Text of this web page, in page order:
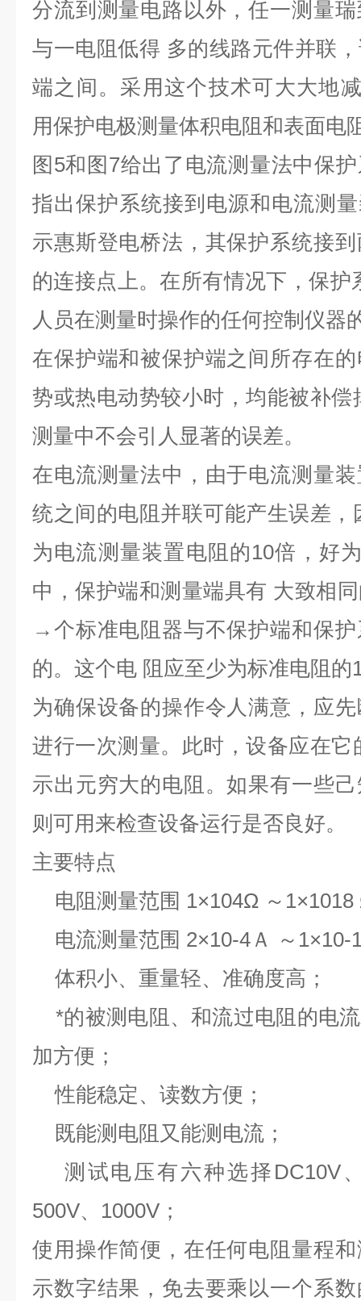
分流到测量电路以外，任一测量
与一电阻低得 多的线路元件并联
端之间。采用这个技术可大大地
用保护电极测量体积电阻和表面电
图5和图7给出了电流测量法中保
指出保护系统接到电源和电流测
示惠斯登电桥法，其保护系统接
的连接点上。在所有情况下，保
人员在测量时操作的任何控制仪器
在保护端和被保护端之间所存在
势或热电动势较小时，均能被补
测量中不会引人显著的误差。
在电流测量法中，由于电流测量
统之间的电阻并联可能产生误差
为电流测量装置电阻的10倍，好
中，保护端和测量端具有 大致相
→个标准电阻器与不保护端和保
的。这个电 阻应至少为标准电阻的
为确保设备的操作令人满意，应
进行一次测量。此时，设备应在
示出元穷大的电阻。如果有一些
则可用来检查设备运行是否良好。
主要特点
电阻测量范围 1×104Ω ～1×1018
电流测量范围 2×10-4Ａ ～1×10-
体积小、重量轻、准确度高；
*的被测电阻、和流过电阻的电
加方便；
性能稳定、读数方便；
既能测电阻又能测电流；
测试电压有六种选择DC10V
500V、1000V；
使用操作简便，在任何电阻量程
示数字结果，免去要乘以一个系